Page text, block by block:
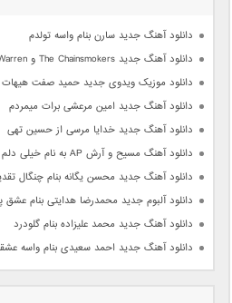
دانلود آهنگ جدید سارن بنام واسه تولدم
دانلود آهنگ جدید The Chainsmokers و Emily Warren بنام Side Effects
دانلود موزیک ویدوی جدید حمید صفت هیهات
دانلود آهنگ جدید امین مرعشی برات میمردم
دانلود آهنگ جدید خدایا مرسی از حسین تهی
دانلود آهنگ مسیح و آرش AP به نام خیلی دلم تنگه
دانلود آهنگ جدید محسن یگانه بنام چنگال
دانلود آلبوم جدید محمدرضا هدایتی بنام عشق
دانلود آهنگ جدید محمد علیزاده بنام گلودرد
دانلود آهنگ جدید احمد سعیدی بنام واسه